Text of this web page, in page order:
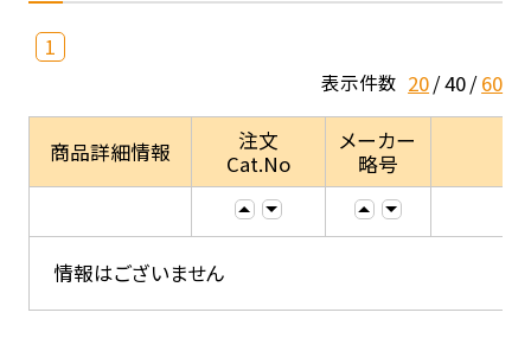
1
表示件数 20 40 60
商品詳細情報
注文
Cat.No
メーカー
略号
情報はございません